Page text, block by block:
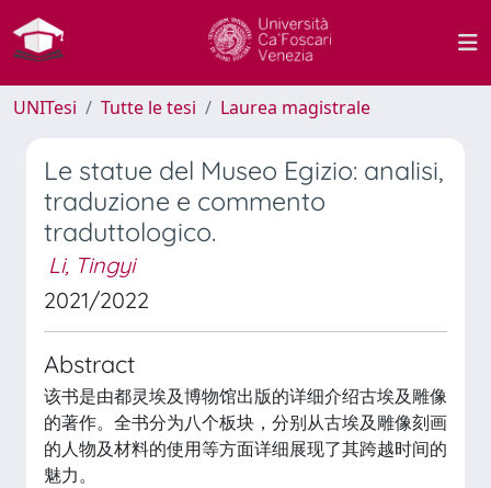
UNITesi Tutte le tesi Laurea magistrale
Le statue del Museo Egizio: analisi,
traduzione e commento
traduttologico.
Li, Tingyi
2021/2022
Abstract
该书是由都灵埃及博物馆出版的详细介绍古埃及雕像
的著作。全书分为八个板块，分别从古埃及雕像刻画
的人物及材料的使用等方面详细展现了其跨越时间的
魅力。